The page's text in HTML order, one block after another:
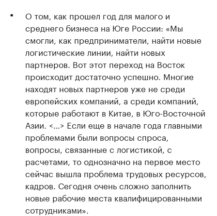
О том, как прошел год для малого и
среднего бизнеса на Юге России: «Мы
смогли, как предприниматели, найти новые
логистические линии, найти новых
партнеров. Вот этот переход на Восток
происходит достаточно успешно. Многие
находят новых партнеров уже не среди
европейских компаний, а среди компаний,
которые работают в Китае, в Юго-Восточной
Азии. <…> Если еще в начале года главными
проблемами были вопросы спроса,
вопросы, связанные с логистикой, с
расчетами, то однозначно на первое место
сейчас вышла проблема трудовых ресурсов,
кадров. Сегодня очень сложно заполнить
новые рабочие места квалифицированными
сотрудниками».